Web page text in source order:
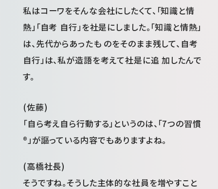
私はコーワをそんな会社にしたくて、「知識と情
熱」「自考 自行」を社是にしました。「知識と情熱」
は、先代からあったも のをそのまま残して、自考
自行」は、私が造語を考えて社是に追 加したんで
す。
(佐藤)
「自ら考え自ら行動する」というのは、「7つの習慣
®」が謳っている内容でもありますよね。
(高橋社長)
そうですね。そうした主体的な社員を増やすこと